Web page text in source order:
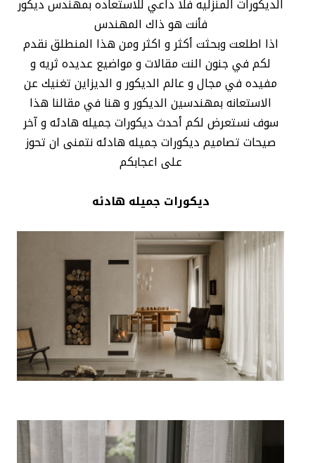
فأنت هو ذاك المهندس
اذا اطلعت وبحثت أكثر و اكثر ومن هذا المنطلق نقدم
لكم في جنون النت مقالات و مواضيع عديده ثريه و
مفيده في مجال و عالم الديكور و الديزاين تغنيك عن
الاستعانه بمهندسين الديكور و هنا في مقالنا هذا
سوف نستعرض لكم أحدث ديكورات جميله هادئه و آخر
صيحات تصاميم ديكورات جميله هادئه نتمنى ان تحوز
على اعجابكم
ديكورات جميله هادئه